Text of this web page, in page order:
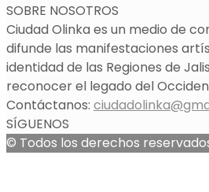
SOBRE NOSOTROS
Ciudad Olinka es un medio de
difunde las manifestaciones
identidad de las Regiones de
reconocer el legado del
Contáctanos:
SÍGUENOS
© Todos los derechos